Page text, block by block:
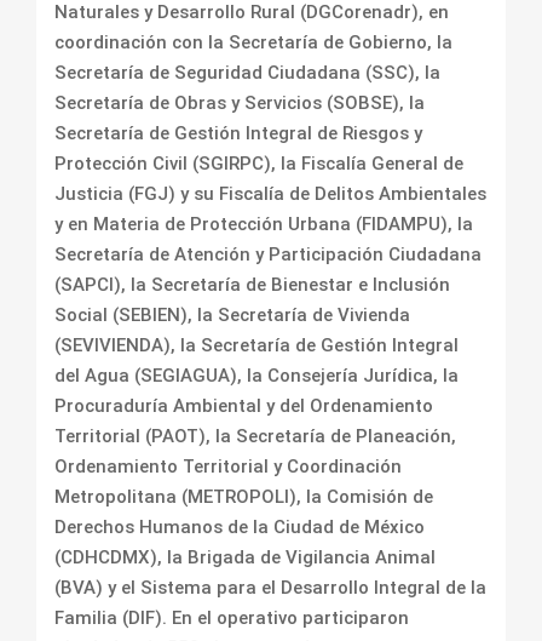
Naturales y Desarrollo Rural (DGCorenadr), en
coordinación con la Secretaría de Gobierno, la
Secretaría de Seguridad Ciudadana (SSC), la
Secretaría de Obras y Servicios (SOBSE), la
Secretaría de Gestión Integral de Riesgos y
Protección Civil (SGIRPC), la Fiscalía General de
Justicia (FGJ) y su Fiscalía de Delitos Ambientales
y en Materia de Protección Urbana (FIDAMPU), la
Secretaría de Atención y Participación Ciudadana
(SAPCI), la Secretaría de Bienestar e Inclusión
Social (SEBIEN), la Secretaría de Vivienda
(SEVIVIENDA), la Secretaría de Gestión Integral
del Agua (SEGIAGUA), la Consejería Jurídica, la
Procuraduría Ambiental y del Ordenamiento
Territorial (PAOT), la Secretaría de Planeación,
Ordenamiento Territorial y Coordinación
Metropolitana (METROPOLI), la Comisión de
Derechos Humanos de la Ciudad de México
(CDHCDMX), la Brigada de Vigilancia Animal
(BVA) y el Sistema para el Desarrollo Integral de la
Familia (DIF). En el operativo participaron